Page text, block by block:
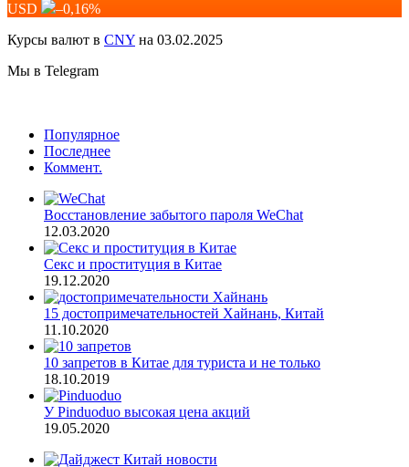
USD
–0,16%
Курсы валют в CNY на 03.02.2025
Мы в Telegram
Популярное
Последнее
Коммент.
Восстановление забытого пароля WeChat
12.03.2020
Секс и проституция в Китае
19.12.2020
15 достопримечательностей Хайнань, Китай
11.10.2020
10 запретов в Китае для туриста и не только
18.10.2019
У Pinduoduo высокая цена акций
19.05.2020